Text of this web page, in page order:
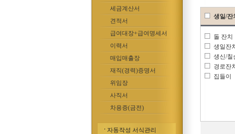
세금계산서
견적서
급여대장+급여명세서
이력서
매입매출장
재직(경력)증명서
위임장
사직서
차용증(금전)
자동작성 서식관리
생일/잔
돌 잔치
생일잔치
생신/칠
경로잔치
집들이